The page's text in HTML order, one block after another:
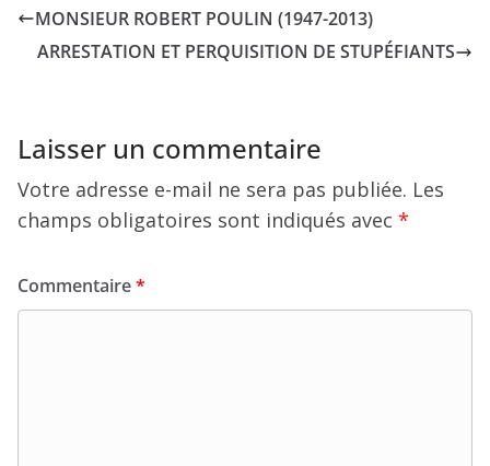
MONSIEUR ROBERT POULIN (1947-2013)
ARRESTATION ET PERQUISITION DE STUPÉFIANTS
Laisser un commentaire
Votre adresse e-mail ne sera pas publiée. Les
champs obligatoires sont indiqués avec *
Commentaire*